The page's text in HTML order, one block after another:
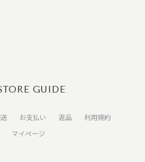
GUIDE
お支払い 返品
利用規約
マイページ